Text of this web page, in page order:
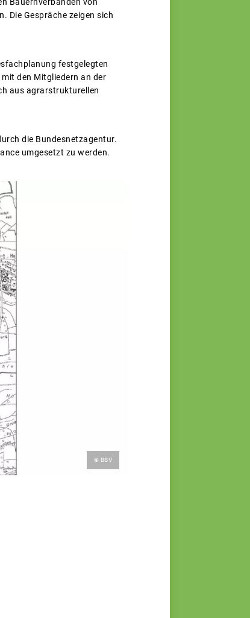
Die Gespräche zeigen sich
festgelegten
den Mitgliedern an der
aus agrarstrukturellen
die Bundesnetzagentur.
umgesetzt zu werden.
© BBV